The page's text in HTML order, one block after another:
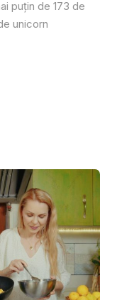
puțin de 173 de
unicorn